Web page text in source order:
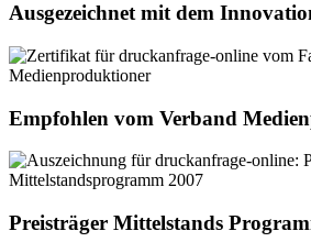
Ausgezeichnet mit dem
Empfohlen vom Verband
Preisträger Mittelstands